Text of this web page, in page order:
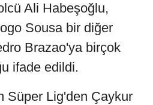
Ali Habeşoğlu,
Sousa bir diğer
Brazao'ya birçok
ifade edildi.
Süper Lig'den Çaykur